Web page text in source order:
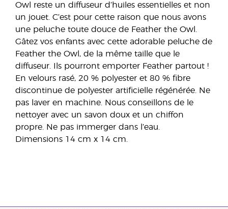
Owl reste un diffuseur d’huiles essentielles et non
un jouet. C’est pour cette raison que nous avons
une peluche toute douce de Feather the Owl.
Gâtez vos enfants avec cette adorable peluche de
Feather the Owl, de la même taille que le
diffuseur. Ils pourront emporter Feather partout !
En velours rasé, 20 % polyester et 80 % fibre
discontinue de polyester artificielle régénérée. Ne
pas laver en machine. Nous conseillons de le
nettoyer avec un savon doux et un chiffon
propre. Ne pas immerger dans l’eau.
Dimensions 14 cm x 14 cm.